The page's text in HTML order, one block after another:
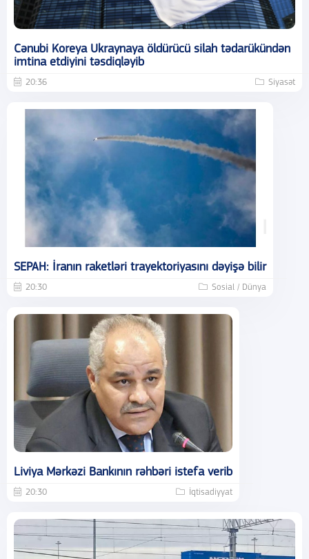
Cənubi Koreya Ukraynaya öldürücü silah tədarükündən
imtina etdiyini təsdiqləyib
20:36 Siyasət
SEPAH: İranın raketləri trayektoriyasını dəyişə bilir
20:30 Sosial / Dünya
Liviya Mərkəzi Bankının rəhbəri istefa verib
20:30 İqtisadiyyat